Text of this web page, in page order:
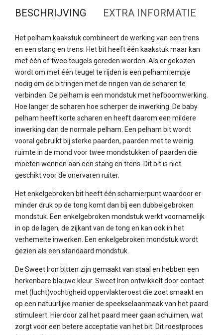
BESCHRIJVING EXTRA INFORMATIE
Het pelham kaakstuk combineert de werking van een trens
en een stang en trens. Het bit heeft één kaakstuk maar kan
met één of twee teugels gereden worden. Als er gekozen
wordt om met één teugel te rijden is een pelhamriempje
nodig om de bitringen met de ringen van de scharen te
verbinden. De pelham is een mondstuk met hefboomwerking.
Hoe langer de scharen hoe scherper de inwerking. De baby
pelham heeft korte scharen en heeft daarom een mildere
inwerking dan de normale pelham. Een pelham bit wordt
vooral gebruikt bij sterke paarden, paarden met te weinig
ruimte in de mond voor twee mondstukken of paarden die
moeten wennen aan een stang en trens. Dit bit is niet
geschikt voor de onervaren ruiter.
Het enkelgebroken bit heeft één scharnierpunt waardoor er
minder druk op de tong komt dan bij een dubbelgebroken
mondstuk. Een enkelgebroken mondstuk werkt voornamelijk
in op de lagen, de zijkant van de tong en kan ook in het
verhemelte inwerken. Een enkelgebroken mondstuk wordt
gezien als een standaard mondstuk.
De Sweet Iron bitten zijn gemaakt van staal en hebben een
herkenbare blauwe kleur. Sweet Iron ontwikkelt door contact
met (lucht)vochtigheid oppervlakteroest die zoet smaakt en
op een natuurlijke manier de speekselaanmaak van het paard
stimuleert. Hierdoor zal het paard meer gaan schuimen, wat
zorgt voor een betere acceptatie van het bit. Dit roestproces